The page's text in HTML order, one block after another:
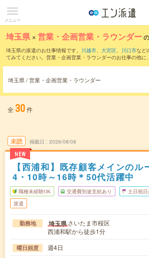
メニュー
埼玉県 ×営業・企画営業・ラウンダー
埼玉県の派遣のお仕事情報です。 川越市、 大宮区、 川口市など
てみてください。営業・企画営業・ラウンダーのお仕事の他に、
などを取り揃え
・単発などの期間や、職種未経験OKなどのこだわり条件で絞
職種辞典： 営業・企画営業・ラウンダーのお仕事とは？とは？
埼玉県 / 営業・企画営業・ラウンダー
全 30件
未読
NEW
掲載日 2026/08/08
【西浦和】既存顧客メインのル
4・10時～16時＊50代活躍中
職種未経験OK 交通費別途支給あり 土日祝
派遣
勤務地 埼玉県さいたま市桜区
西浦和駅から徒歩1分
曜日頻度 週4日